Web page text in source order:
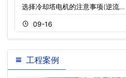
选择冷却塔电机的注意事项(逆流…
09-16
工程案例